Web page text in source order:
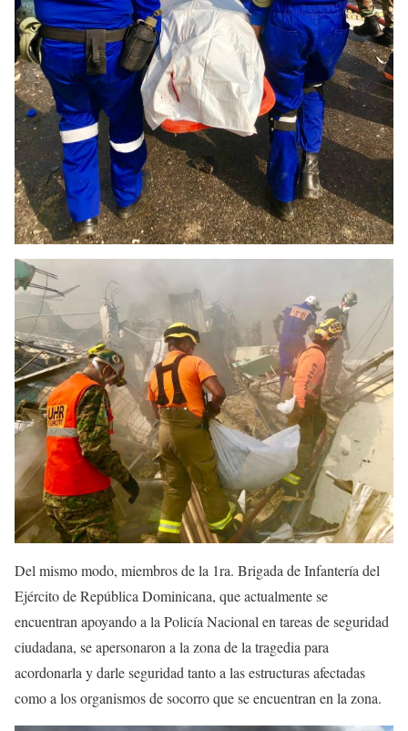
Del mismo modo, miembros de la 1ra. Brigada de Infantería del
Ejército de República Dominicana, que actualmente se
encuentran apoyando a la Policía Nacional en tareas de seguridad
ciudadana, se apersonaron a la zona de la tragedia para
acordonarla y darle seguridad tanto a las estructuras afectadas
como a los organismos de socorro que se encuentran en la zona.